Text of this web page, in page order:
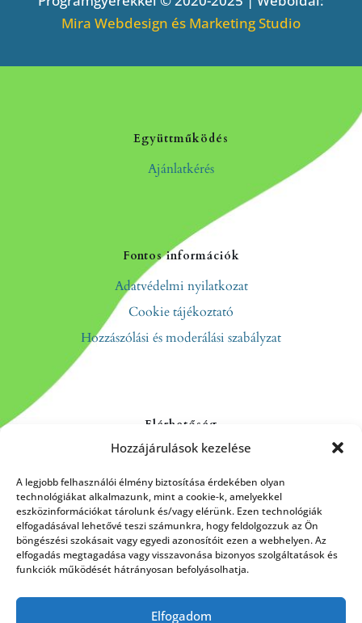
Hozzájárulások kezelése
A legjobb felhasználói élmény biztosítása érdekében olyan
technológiákat alkalmazunk, mint a cookie-k, amelyekkel
eszközinformációkat tárolunk és/vagy elérünk. Ezen technológiák
elfogadásával lehetővé teszi számunkra, hogy feldolgozzuk az Ön
böngészési szokásait vagy egyedi azonosítóit ezen a webhelyen. Az
elfogadás megtagadása vagy visszavonása bizonyos szolgáltatások és
funkciók működését hátrányosan befolyásolhatja.
Elfogadom
Mira Webdesign és Marketing Studio
Együttműködés
Ajánlatkérés
Fontos információk
Adatvédelmi nyilatkozat
Cookie tájékoztató
Hozzászólási és moderálási szabályzat
Elérhetőség
Kapcsolat
Rólunk
HÍRLEVÉL FELIRATKOZÁS